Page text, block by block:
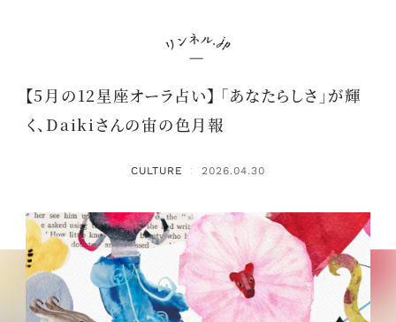
【5月の12星座オーラ占い】 「あなたらしさ」が輝
く、Daikiさんの宙の色月報
CULTURE ： 2026.04.30